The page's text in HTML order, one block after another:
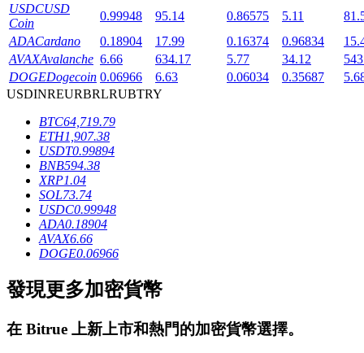
輕鬆獲得多重福利
借貸數字貨幣，及時且安全的服務
USDCUSD
Coin
0.99948 95.14 0.86575 5.11
ADACardano 0.18904 17.99 0.16374 0.96834
AVAXAvalanche 6.66 634.17 5.77 34.12
DOGEDogecoin 0.06966 6.63 0.06034 0.35687
USDINREURBRLRUBTRY
BTC64,719.79
ETH1,907.38
USDT0.99894
BNB594.38
XRP1.04
SOL73.74
USDC0.99948
ADA0.18904
AVAX6.66
DOGE0.06966
發現更多加密貨幣
在 Bitrue 上新上市和熱門的加密貨幣選擇。